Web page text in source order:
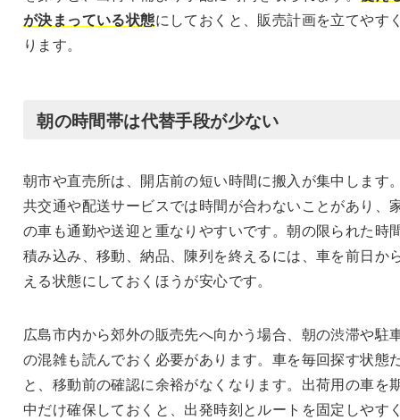
が決まっている状態にしておくと、販売計画を立てやす
ります。
朝の時間帯は代替手段が少ない
朝市や直売所は、開店前の短い時間に搬入が集中します
共交通や配送サービスでは時間が合わないことがあり、
の車も通勤や送迎と重なりやすいです。朝の限られた時
積み込み、移動、納品、陳列を終えるには、車を前日か
える状態にしておくほうが安心です。
広島市内から郊外の販売先へ向かう場合、朝の渋滞や駐
の混雑も読んでおく必要があります。車を毎回探す状態
と、移動前の確認に余裕がなくなります。出荷用の車を
中だけ確保しておくと、出発時刻とルートを固定しやす